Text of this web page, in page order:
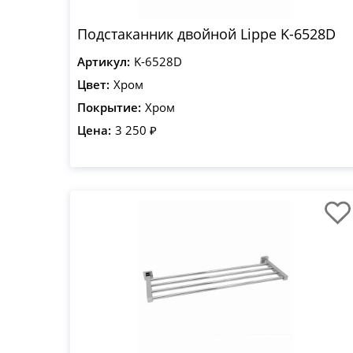
Подстаканник двойной Lippe K-6528D
Артикул: K-6528D
Цвет: Хром
Покрытие: Хром
Цена: 3 250 ₽